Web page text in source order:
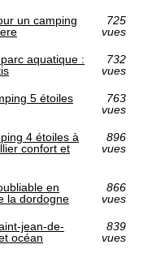
un camping
725
vues
aquatique :
732
vues
5 étoiles
763
vues
4 étoiles à
confort et
896
vues
en
la dordogne
866
vues
jean-de-
océan
839
vues